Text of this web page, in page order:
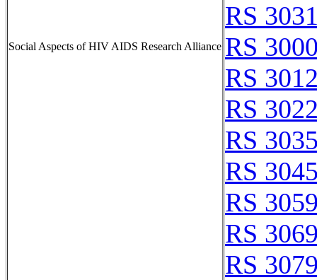
Social Aspects of HIV AIDS Research Alliance
RS
RS
RS
RS
RS
RS
RS
RS
RS